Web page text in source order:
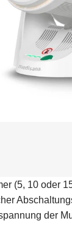
(5, 10 oder
der